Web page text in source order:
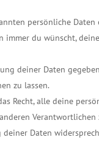
persönliche Daten
immer du wünscht,
deiner Daten
zu lassen.
Recht, alle deine
Verantwortlichen
Daten